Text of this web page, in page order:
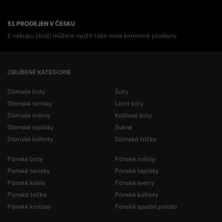
51 PRODEJEN V ČESKU
K nákupu zboží můžete využít také naše kamenné prodejny.
OBLÍBENÉ KATEGORIE
Dámské boty
Dámské tenisky
Dámské mikiny
Dámské tepláky
Dámské kalhoty
Šaty
Letní šaty
Košilové šaty
Sukně
Dámská trička
Pánské boty
Pánské tenisky
Pánské košile
Pánská trička
Pánské kraťasy
Pánské mikiny
Pánské tepláky
Pánské svetry
Pánské kalhoty
Pánské spodní prádlo